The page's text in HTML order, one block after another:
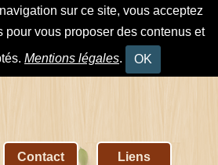
sur ce site, vous acceptez
pour vous proposer des contenus et
Mentions légales. OK
Contact Liens